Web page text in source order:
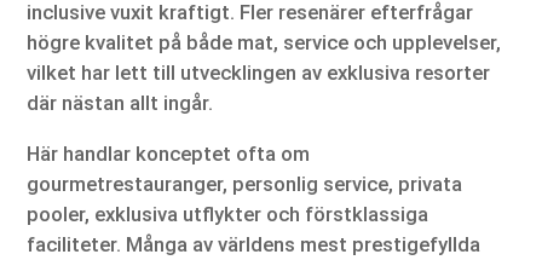
inclusive vuxit kraftigt. Fler resenärer efterfrågar
högre kvalitet på både mat, service och upplevelser,
vilket har lett till utvecklingen av exklusiva resorter
där nästan allt ingår.
Här handlar konceptet ofta om
gourmetrestauranger, personlig service, privata
pooler, exklusiva utflykter och förstklassiga
faciliteter. Många av världens mest prestigefyllda